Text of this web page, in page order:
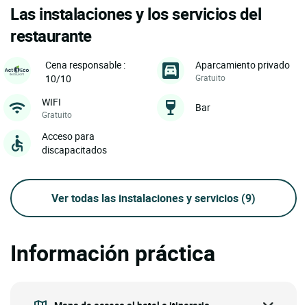
Las instalaciones y los servicios del
restaurante
Cena responsable :
10/10
Aparcamiento privado
Gratuito
WIFI
Gratuito
Bar
Acceso para
discapacitados
Ver todas las instalaciones y servicios (9)
Información práctica